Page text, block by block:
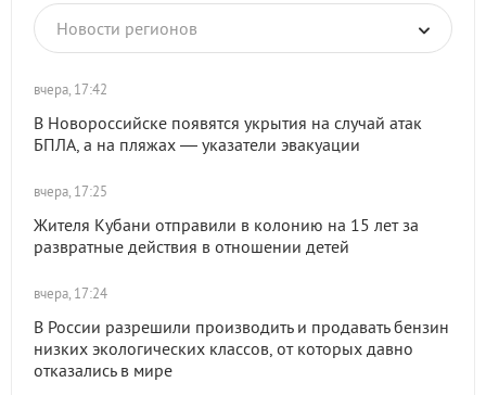
Новости регионов
вчера, 17:42
В Новороссийске появятся укрытия на случай атак
БПЛА, а на пляжах — указатели эвакуации
вчера, 17:25
Жителя Кубани отправили в колонию на 15 лет за
развратные действия в отношении детей
вчера, 17:24
В России разрешили производить и продавать бензин
низких экологических классов, от которых давно
отказались в мире